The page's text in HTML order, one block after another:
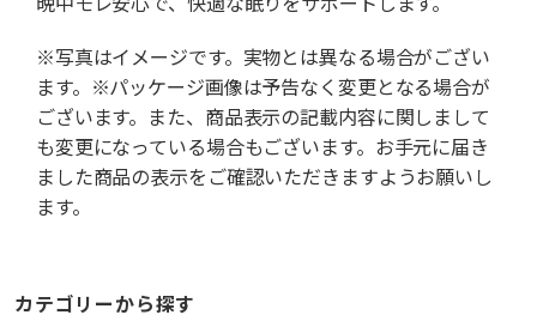
※写真はイメージです。実物とは異なる場合がござい
ます。※パッケージ画像は予告なく変更となる場合が
ございます。また、商品表示の記載内容に関しまして
も変更になっている場合もございます。お手元に届き
ました商品の表示をご確認いただきますようお願いし
ます。
カテゴリーから探す